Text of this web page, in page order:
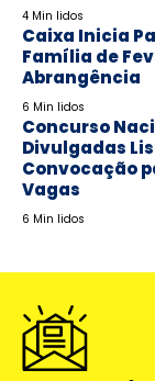
4 Min lidos
Caixa Inicia
Família de
Abrangência
6 Min lidos
Concurso
Divulgadas
Convocação
Vagas
6 Min lidos